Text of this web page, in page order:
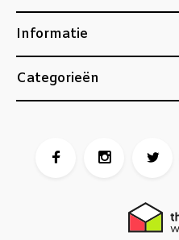
Informatie
Categorieën